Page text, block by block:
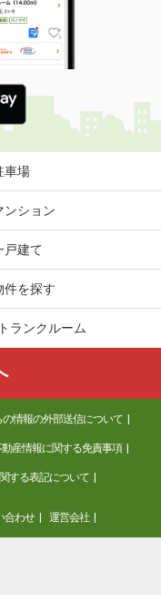
車場
ンション
戸建て
件を探す
ランクルーム
情報の外部送信について
産情報に関する免責事項
する表記について
合わせ 運営会社